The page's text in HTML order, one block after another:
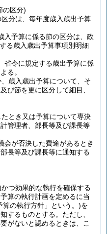
の区分)
分は、毎年度歳入歳出予算
入予算に係る節の区分は、政
る歳入歳出予算事項別明細
省令に規定する歳出予算に係
る。
歳入歳出予算について、そ
び節を更に区分して細目、
とき又は予算について専決
管理者、部長等及び課長等
会が否決した費途があるとき
長等及び課長等に通知する
つ効果的な執行を確保する
算の執行計画を定めるに当
算の執行方針」という。)を
するものとする。 ただし、
がないと認めるときは、こ